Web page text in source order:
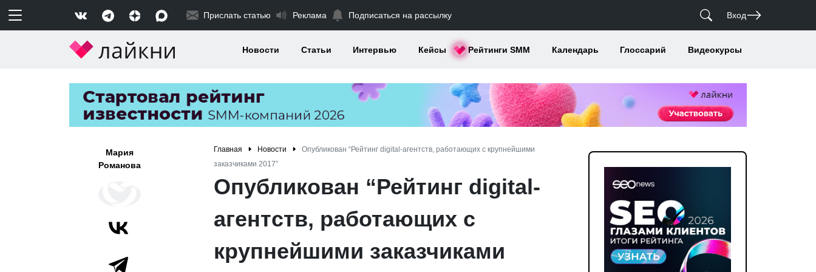
Прислать статью Реклама Подписаться на рассылку Вход
Новости Статьи Интервью Кейсы Рейтинги SMM Календарь Глоссарий Видеокурсы
Мария
Романова
Главная Новости
Опубликован “Рейтинг digital-агентств, работающих с крупнейшими
заказчиками 2017”
Опубликован “Рейтинг digital-
агентств, работающих с
крупнейшими заказчиками